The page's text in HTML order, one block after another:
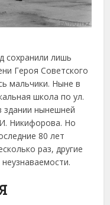
сохранили лишь
Героя Советского
мальчики. Ныне в
школа по ул.
здании нынешней
Никифорова. Но
80 лет
раз, другие